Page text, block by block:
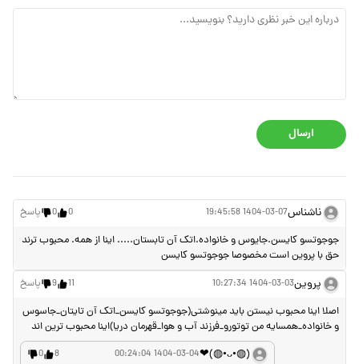
ارسال
ناشناس1404-03-07 19:45:58
0
0 پاسخ
جوجوتسو کایسن.جایوس و خانواده.اتک آن تابستان..... اینا از همه. محبوب ترند
حق با پروین است مخصوصا جوجوتسو کایسن
پروین1404-03-03 10:27:34
11
9 پاسخ
اصلا اینا محبوب نیستن باید مینوشتی(جوجوتسو کایسن_اتک آن تایتان_جاسوس
و خانواده_همسایه من توتورو_فرزند آب و هوا_قهرمان دریا)اینا محبوب ترین اند
(⁠◍⁠•⁠ᴗ⁠•⁠◍)❤⁩
1404-03-04 00:24:04
8
0